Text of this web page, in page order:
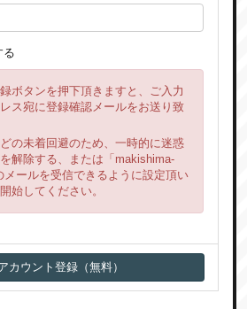
る
ボタンを押下頂きますと、ご入力
ス宛に登録確認メールをお送り致
の未着回避のため、一時的に迷惑
解除する、または「makishima-
メールを受信できるように設定頂い
始してください。